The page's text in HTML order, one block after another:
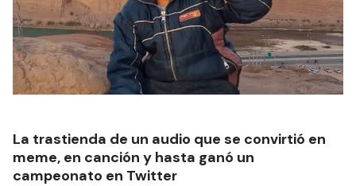
La trastienda de un audio que se convirtió en
meme, en canción y hasta ganó un
campeonato en Twitter